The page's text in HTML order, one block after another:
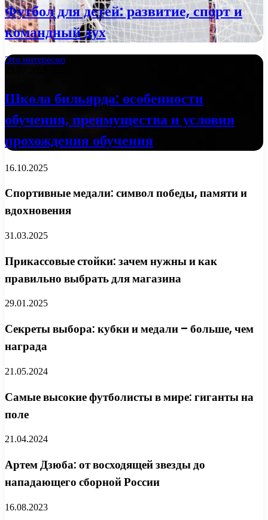
Футбол для детей: развитие, спорт и
командный дух
Это интересно
Школа бильярда: особенности
обучения, преимущества и условия
прохождения обучения
16.10.2025
Спортивные медали: символ победы, памяти и
вдохновения
31.03.2025
Прикассовые стойки: зачем нужны и как
правильно выбрать для магазина
29.01.2025
Секреты выбора: кубки и медали – больше, чем
награда
21.05.2024
Самые высокие футболисты в мире: гиганты на
поле
21.04.2024
Артем Дзюба: от восходящей звезды до
нападающего сборной России
16.08.2023